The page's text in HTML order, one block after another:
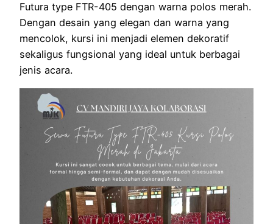
Futura type FTR-405 dengan warna polos merah.
Dengan desain yang elegan dan warna yang
mencolok, kursi ini menjadi elemen dekoratif
sekaligus fungsional yang ideal untuk berbagai
jenis acara.